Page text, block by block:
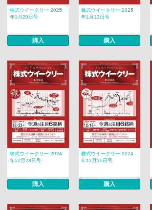
株式ウイークリー 2025
年1月20日号
購入
株式ウイークリー 2025
年1月13日号
購入
株式ウイークリー 2024
年12月23日号
購入
株式ウイークリー 2024
年12月16日号
購入